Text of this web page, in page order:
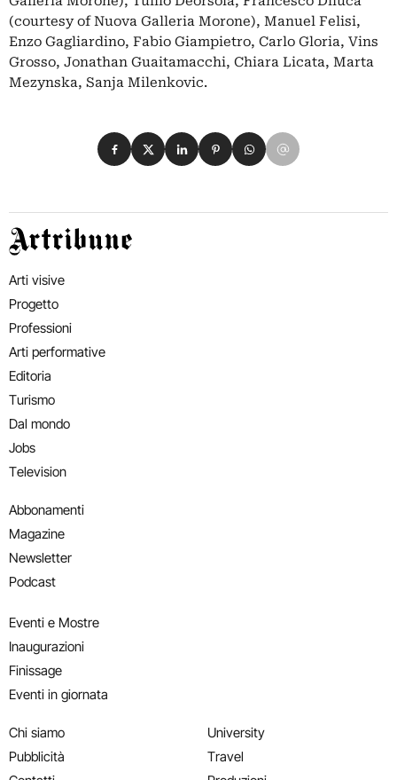
(courtesy of Nuova Galleria Morone), Manuel Felisi,
Enzo Gagliardino, Fabio Giampietro, Carlo Gloria, Vins
Grosso, Jonathan Guaitamacchi, Chiara Licata, Marta
Mezynska, Sanja Milenkovic.
Condividi su Facebook
Condividi su X
Condividi su LinkedIn
Condividi su Pinterest
Condividi su WhatsApp
Condividi su Email
Artribune
Arti visive
Progetto
Professioni
Arti performative
Editoria
Turismo
Dal mondo
Jobs
Television
Abbonamenti
Magazine
Newsletter
Podcast
Eventi e Mostre
Inaugurazioni
Finissage
Eventi in giornata
Chi siamo
Pubblicità
University
Travel